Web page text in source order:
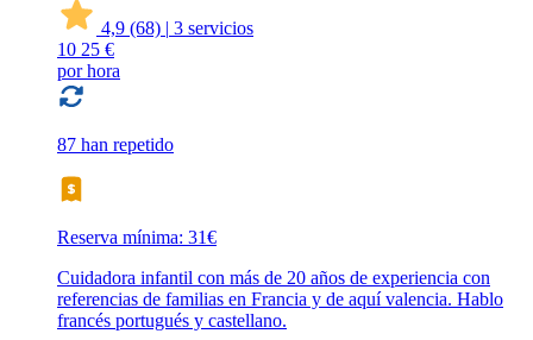
4,9 (68) | 3 servicios
10 25 €
por hora
87 han repetido
Reserva mínima: 31€
Cuidadora infantil con más de 20 años de experiencia con
referencias de familias en Francia y de aquí valencia. Hablo
francés portugués y castellano.